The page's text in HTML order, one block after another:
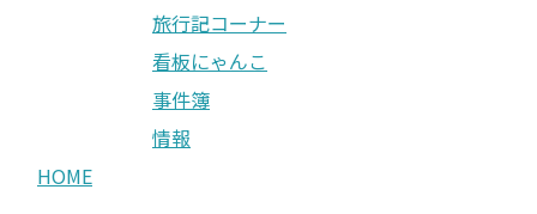
旅行記コーナー
看板にゃんこ
事件簿
情報
HOME